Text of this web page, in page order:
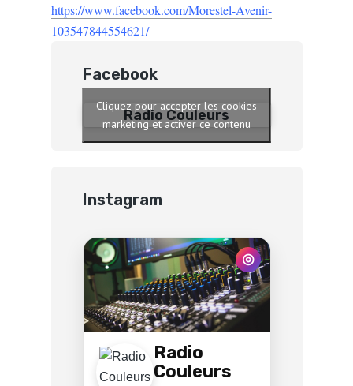
https://www.facebook.com/Morestel-Avenir-
103547844554621/
Facebook
Radio Couleurs
Cliquez pour accepter les cookies
marketing et activer ce contenu
Instagram
◎
Radio
Couleurs